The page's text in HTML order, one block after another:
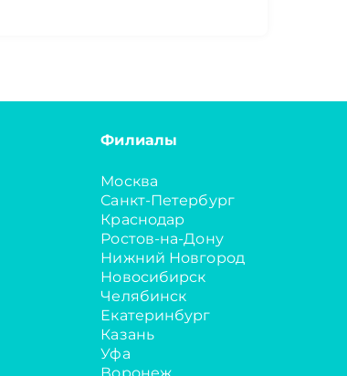
Филиалы
Москва
Санкт-Петербург
Краснодар
Ростов-на-Дону
Нижний Новгород
Новосибирск
Челябинск
Екатеринбург
Казань
Уфа